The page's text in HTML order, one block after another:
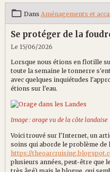
Dans Aménagements et
Se protéger de la
Le 15/06/2026
Lorsque nous étions en flotille
toute la semaine le tonnerre
avec quelques inquiétudes
étions sur l'eau.
Image : orage vu de la côte landaise
Voici trouvé sur l'Internet, un
soins qui aborde le problème de
https://
plusieurs années, peut-être que